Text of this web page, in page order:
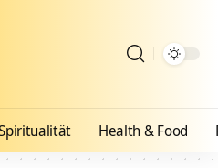
Health & Food